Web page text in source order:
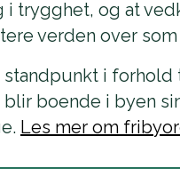
trygghet, og at
verden over
i
boende i byen
Les mer om